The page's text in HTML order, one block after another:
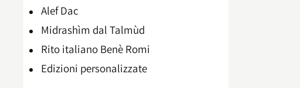
Alef Dac
Midrashìm dal Talmùd
Rito italiano Benè Romi​
Edizioni personalizzate